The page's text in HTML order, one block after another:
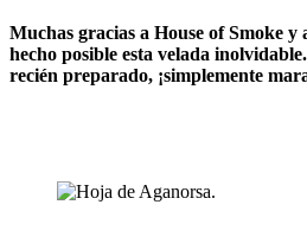
Muchas gracias a House of Smoke y
hecho posible esta velada
recién preparado, ¡simplemente